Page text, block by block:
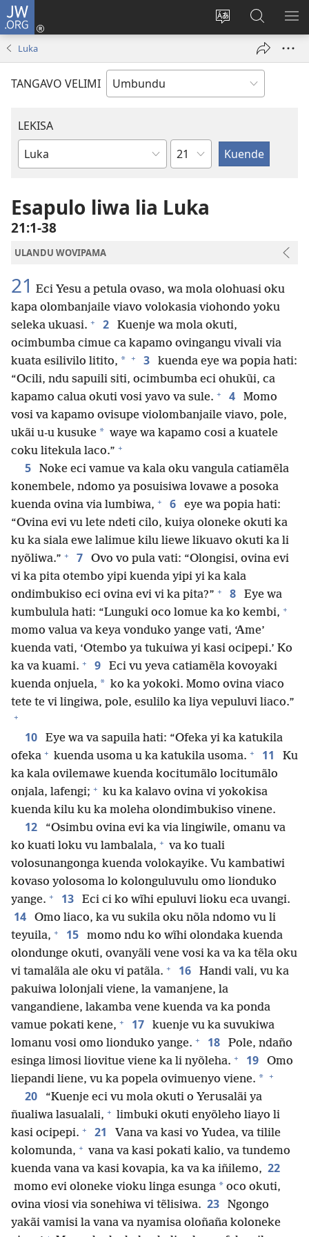
JW.ORG
Change
language
Iñila
(yikula
Sandiliya
vo
JW.ORG
Luka
TANGAVO VELIMI
LEKISA
Elivulu
Ocipama
Esapulo liwa lia Luka
21:1-38
ULANDU WOVIPAMA
21 Eci Yesu a petula ovaso, wa mola olohuasi oku
kapa olombanjaile viavo volokasia viohondo yoku
seleka ukuasi. + 2
Kuenje wa mola okuti,
ocimbumba cimue ca kapamo ovingangu vivali via
kuata esilivilo litito, * + 3
kuenda eye wa popia hati:
“Ocili, ndu sapuili siti, ocimbumba eci ohukũi, ca
kapamo calua okuti vosi yavo va sule. + 4
Momo
vosi va kapamo ovisupe violombanjaile viavo, pole,
ukãi u-u kusuke * waye wa kapamo cosi a kuatele
coku litekula laco.” +
5
Noke eci vamue va kala oku vangula catiamẽla
konembele, ndomo ya posuisiwa lovawe a posoka
kuenda ovina via lumbiwa, + 6
eye wa popia hati:
“Ovina evi vu lete ndeti cilo, kuiya oloneke okuti ka
ku ka siala ewe lalimue kilu liewe likuavo okuti ka li
nyõliwa.” + 7
Ovo vo pula vati: “Olongisi, ovina evi
vi ka pita otembo yipi kuenda yipi yi ka kala
ondimbukiso eci ovina evi vi ka pita?” + 8
Eye wa
kumbulula hati: “Lunguki oco lomue ka ko kembi, +
momo valua va keya vonduko yange vati, ‘Ame’
kuenda vati, ‘Otembo ya tukuiwa yi kasi ocipepi.’ Ko
ka va kuami. + 9
Eci vu yeva catiamẽla kovoyaki
kuenda onjuela, * ko ka yokoki. Momo ovina viaco
tete te vi lingiwa, pole, esulilo ka liya vepuluvi liaco.”
+
10
Eye wa va sapuila hati: “Ofeka yi ka katukila
ofeka + kuenda usoma u ka katukila usoma. + 11
Ku
ka kala ovilemawe kuenda kocitumãlo locitumãlo
onjala, lafengi; + ku ka kalavo ovina vi yokokisa
kuenda kilu ku ka moleha olondimbukiso vinene.
12
“Osimbu ovina evi ka via lingiwile, omanu va
ko kuati loku vu lambalala, + va ko tuali
volosunangonga kuenda volokayike. Vu kambatiwi
kovaso yolosoma lo kolonguluvulu omo lionduko
yange. + 13 Eci ci ko wĩhi epuluvi lioku eca uvangi.
14
Omo liaco, ka vu sukila oku nõla ndomo vu li
teyuila, + 15
momo ndu ko wĩhi olondaka kuenda
olondunge okuti, ovanyãli vene vosi ka va ka tẽla oku
vi tamalãla ale oku vi patãla. + 16
Handi vali, vu ka
pakuiwa lolonjali viene, la vamanjene, la
vangandiene, lakamba vene kuenda va ka ponda
vamue pokati kene, + 17
kuenje vu ka suvukiwa
lomanu vosi omo lionduko yange. + 18
Pole, ndaño
esinga limosi liovitue viene ka li nyõleha. + 19
Omo
liepandi liene, vu ka popela ovimuenyo viene. * +
20
“Kuenje eci vu mola okuti o Yerusalãi ya
ñualiwa lasualali, + limbuki okuti enyõleho liayo li
kasi ocipepi. + 21
Vana va kasi vo Yudea, va tilile
kolomunda, + vana va kasi pokati kalio, va tundemo
kuenda vana va kasi kovapia, ka va ka iñilemo, 22
momo evi oloneke vioku linga esunga * oco okuti,
ovina viosi via sonehiwa vi tẽlisiwa. 23
Ngongo
yakãi vamisi la vana va nyamisa oloñaña koloneke